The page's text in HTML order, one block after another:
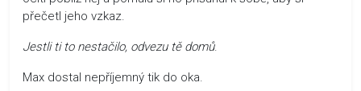
přečetl jeho vzkaz.
Jestli ti to nestačilo, odvezu tě domů.
Max dostal nepříjemný tik do oka.